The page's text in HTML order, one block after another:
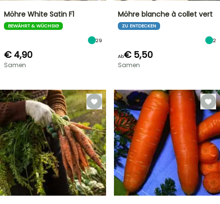
Möhre White Satin F1
BEWÄHRT & WÜCHSIG
29
€ 4,90
Samen
Möhre blanche à collet vert
ZU ENTDECKEN
2
Ab€ 5,50
Samen